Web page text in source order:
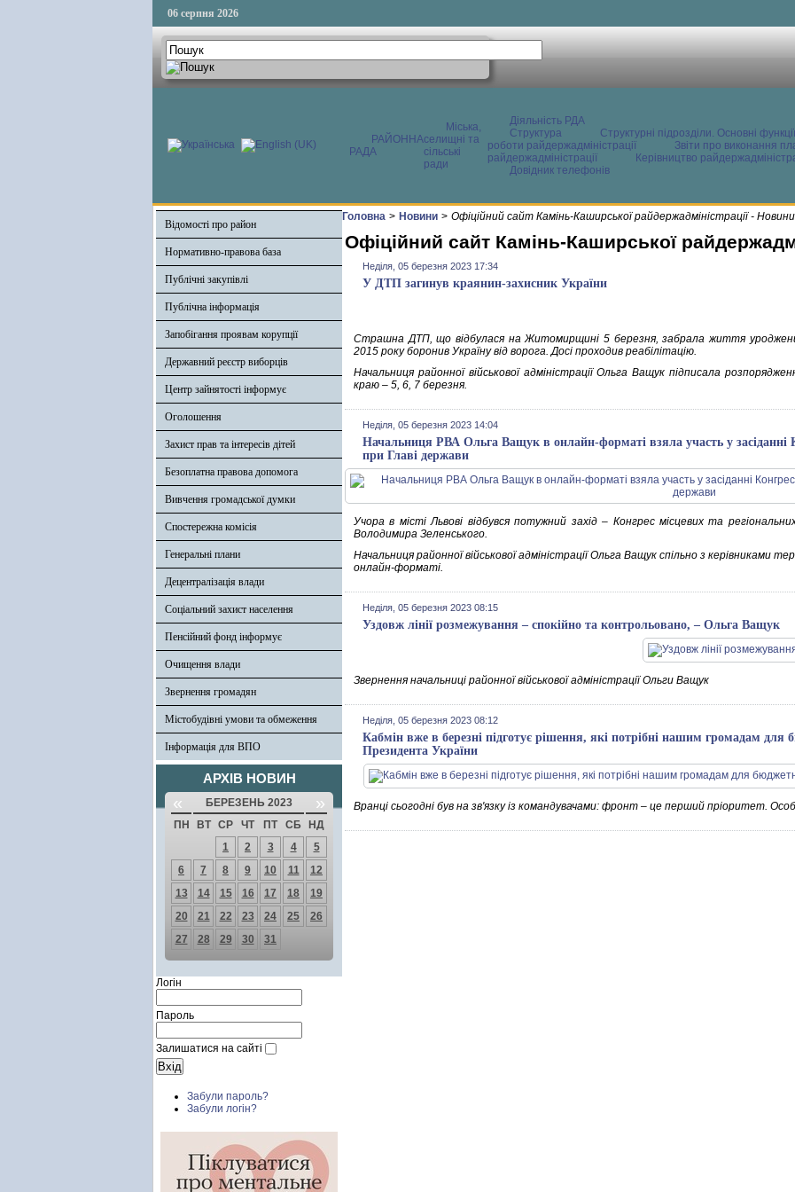
06 серпня 2026
РАЙОННА
РАДА
Міська,
селищні та
сільські
ради
Діяльність РДА
Структура
Структурні підрозділи. Основні функції
роботи райдержадміністрації
Звіти про виконання
райдержадміністрації
Керівництво
Довідник телефонів
Відомості про район
Нормативно-правова база
Публічні закупівлі
Публічна інформація
Запобігання проявам корупції
Державний реєстр виборців
Центр зайнятості інформує
Оголошення
Захист прав та інтересів дітей
Безоплатна правова допомога
Вивчення громадської думки
Спостережна комісія
Генеральні плани
Децентралізація влади
Соціальний захист населення
Пенсійний фонд інформує
Очищення влади
Звернення громадян
Містобудівні умови та обмеження
Інформація для ВПО
АРХІВ НОВИН
« БЕРЕЗЕНЬ 2023 »
ПН ВТ СР ЧТ ПТ СБ
НД
1
2 3 4
5
6
7 8 9 10 11
12
13
14 15 16 17 18
19
20
21 22 23 24 25
26
27
28 29 30 31
Логін
Пароль
Залишатися на сайті
Забули пароль?
Забули логін?
Головна > Новини > Офіційний сайт Камінь-Каширської райдержадміністрації - Новини
Офіційний сайт Камінь-Каширської
Неділя, 05 березня 2023 17:34
У ДТП загинув краянин-захисник України
Страшна ДТП, що відбулася на Житомирщині 5 березня, забрала життя
2015 року боронив Україну від ворога. Досі проходив реабілітацію.
Начальниця районної військової адміністрації Ольга Ващук підписала
краю – 5, 6, 7 березня.
Неділя, 05 березня 2023 14:04
Начальниця РВА Ольга Ващук в онлайн-форматі взяла участь у засіданні
при Главі держави
Учора в місті Львові відбувся потужний захід – Конгрес місцевих та
Володимира Зеленського.
Начальниця районної військової адміністрації Ольга Ващук спільно з керівниками
онлайн-форматі.
Неділя, 05 березня 2023 08:15
Уздовж лінії розмежування – спокійно та контрольовано, – Ольга Ващук
Звернення начальниці районної військової адміністрації Ольги Ващук
Неділя, 05 березня 2023 08:12
Кабмін вже в березні підготує рішення, які потрібні нашим громадам для
Президента України
Вранці сьогодні був на зв'язку із командувачами: фронт – це перший пріоритет.